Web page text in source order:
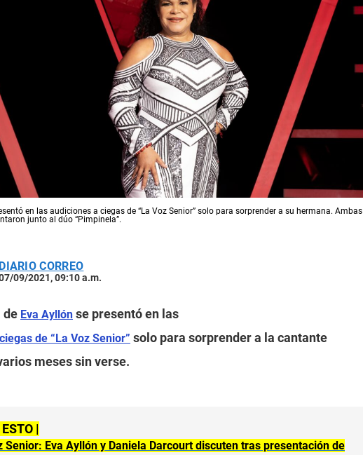
en las audiciones a ciegas de “La Voz Senior” solo para sorprender a su hermana. Ambas
junto al dúo “Pimpinela”.
CORREO
09/2021, 09:10 a.m.
de Eva Ayllón se presentó en las
de “La Voz Senior” solo para sorprender a la cantante
meses sin verse.
|
Senior: Eva Ayllón y Daniela Darcourt discuten tras presentación de